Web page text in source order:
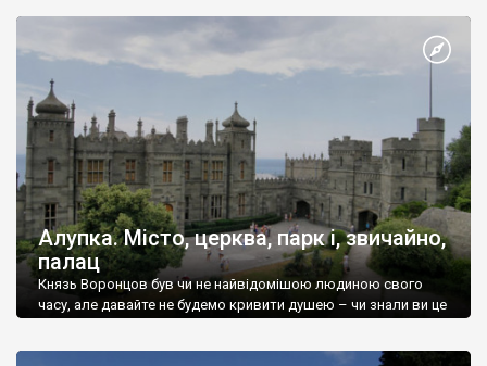
Алупка. Місто, церква, парк і, звичайно,
палац
Князь Воронцов був чи не найвідомішою людиною свого
часу, але давайте не будемо кривити душею – чи знали ви це